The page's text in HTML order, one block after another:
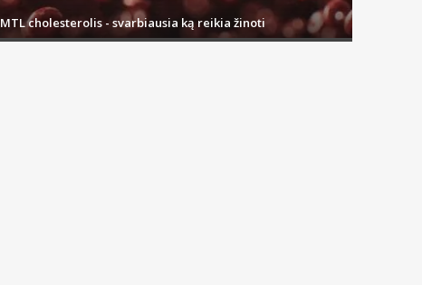
MTL cholesterolis - svarbiausia ką reikia žinoti